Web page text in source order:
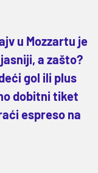
u Mozzartu je
a zašto?
gol ili plus
dobitni tiket
espreso na